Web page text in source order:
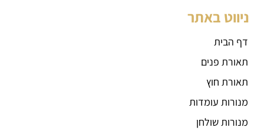
ניווט באתר
דף הבית
תאורת פנים
תאורת חוץ
מנורות עומדות
מנורות שולחן